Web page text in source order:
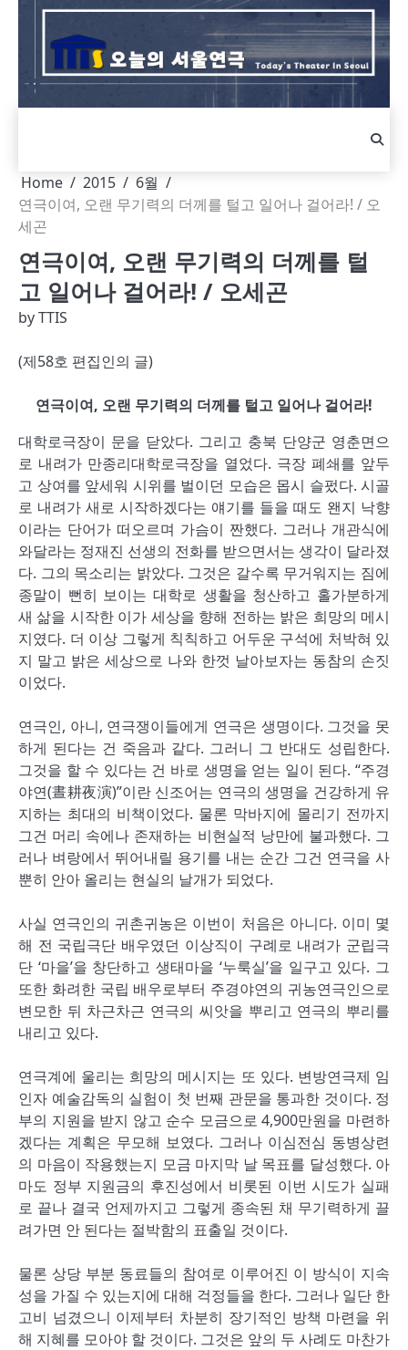
Skip
content
Home 2015
6월
연극이여, 오랜 무기력의 더께를 털고 일어나 걸어라! / 오
세곤
연극이여, 오랜 무기력의 더께를 털
고 일어나 걸어라! / 오세곤
byTTIS
(제58호 편집인의 글)
연극이여, 오랜 무기력의 더께를 털고 일어나 걸어라!
대학로극장이 문을 닫았다. 그리고 충북 단양군 영춘면으
로 내려가 만종리대학로극장을 열었다. 극장 폐쇄를 앞두
고 상여를 앞세워 시위를 벌이던 모습은 몹시 슬펐다. 시골
로 내려가 새로 시작하겠다는 얘기를 들을 때도 왠지 낙향
이라는 단어가 떠오르며 가슴이 짠했다. 그러나 개관식에
와달라는 정재진 선생의 전화를 받으면서는 생각이 달라졌
다. 그의 목소리는 밝았다. 그것은 갈수록 무거워지는 짐에
종말이 뻔히 보이는 대학로 생활을 청산하고 홀가분하게
새 삶을 시작한 이가 세상을 향해 전하는 밝은 희망의 메시
지였다. 더 이상 그렇게 칙칙하고 어두운 구석에 처박혀 있
지 말고 밝은 세상으로 나와 한껏 날아보자는 동참의 손짓
이었다.
연극인, 아니, 연극쟁이들에게 연극은 생명이다. 그것을 못
하게 된다는 건 죽음과 같다. 그러니 그 반대도 성립한다.
그것을 할 수 있다는 건 바로 생명을 얻는 일이 된다. “주경
야연(晝耕夜演)”이란 신조어는 연극의 생명을 건강하게 유
지하는 최대의 비책이었다. 물론 막바지에 몰리기 전까지
그건 머리 속에나 존재하는 비현실적 낭만에 불과했다. 그
러나 벼랑에서 뛰어내릴 용기를 내는 순간 그건 연극을 사
뿐히 안아 올리는 현실의 날개가 되었다.
사실 연극인의 귀촌귀농은 이번이 처음은 아니다. 이미 몇
해 전 국립극단 배우였던 이상직이 구례로 내려가 군립극
단 ‘마을’을 창단하고 생태마을 ‘누룩실’을 일구고 있다. 그
또한 화려한 국립 배우로부터 주경야연의 귀농연극인으로
변모한 뒤 차근차근 연극의 씨앗을 뿌리고 연극의 뿌리를
내리고 있다.
연극계에 울리는 희망의 메시지는 또 있다. 변방연극제 임
인자 예술감독의 실험이 첫 번째 관문을 통과한 것이다. 정
부의 지원을 받지 않고 순수 모금으로 4,900만원을 마련하
겠다는 계획은 무모해 보였다. 그러나 이심전심 동병상련
의 마음이 작용했는지 모금 마지막 날 목표를 달성했다. 아
마도 정부 지원금의 후진성에서 비롯된 이번 시도가 실패
로 끝나 결국 언제까지고 그렇게 종속된 채 무기력하게 끌
려가면 안 된다는 절박함의 표출일 것이다.
물론 상당 부분 동료들의 참여로 이루어진 이 방식이 지속
성을 가질 수 있는지에 대해 걱정들을 한다. 그러나 일단 한
고비 넘겼으니 이제부터 차분히 장기적인 방책 마련을 위
해 지혜를 모아야 할 것이다. 그것은 앞의 두 사례도 마찬가